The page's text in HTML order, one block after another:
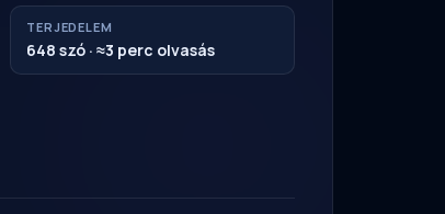
TERJEDELEM
648 szó · ≈3 perc olvasás